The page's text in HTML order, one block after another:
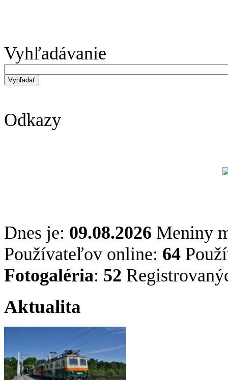
Vyhľadávanie
Odkazy
Dnes je: 09.08.2026 Meniny
Používateľov online: 64
Fotogaléria: 52
Aktualita